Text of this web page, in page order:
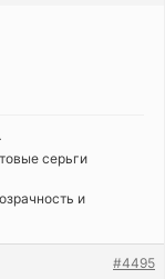
серьги
и
#4495